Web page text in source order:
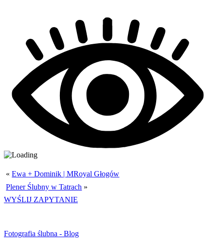
« Ewa + Dominik | MRoyal Głogów
Plener Ślubny w Tatrach »
WYŚLIJ ZAPYTANIE
Fotografia ślubna - Blog